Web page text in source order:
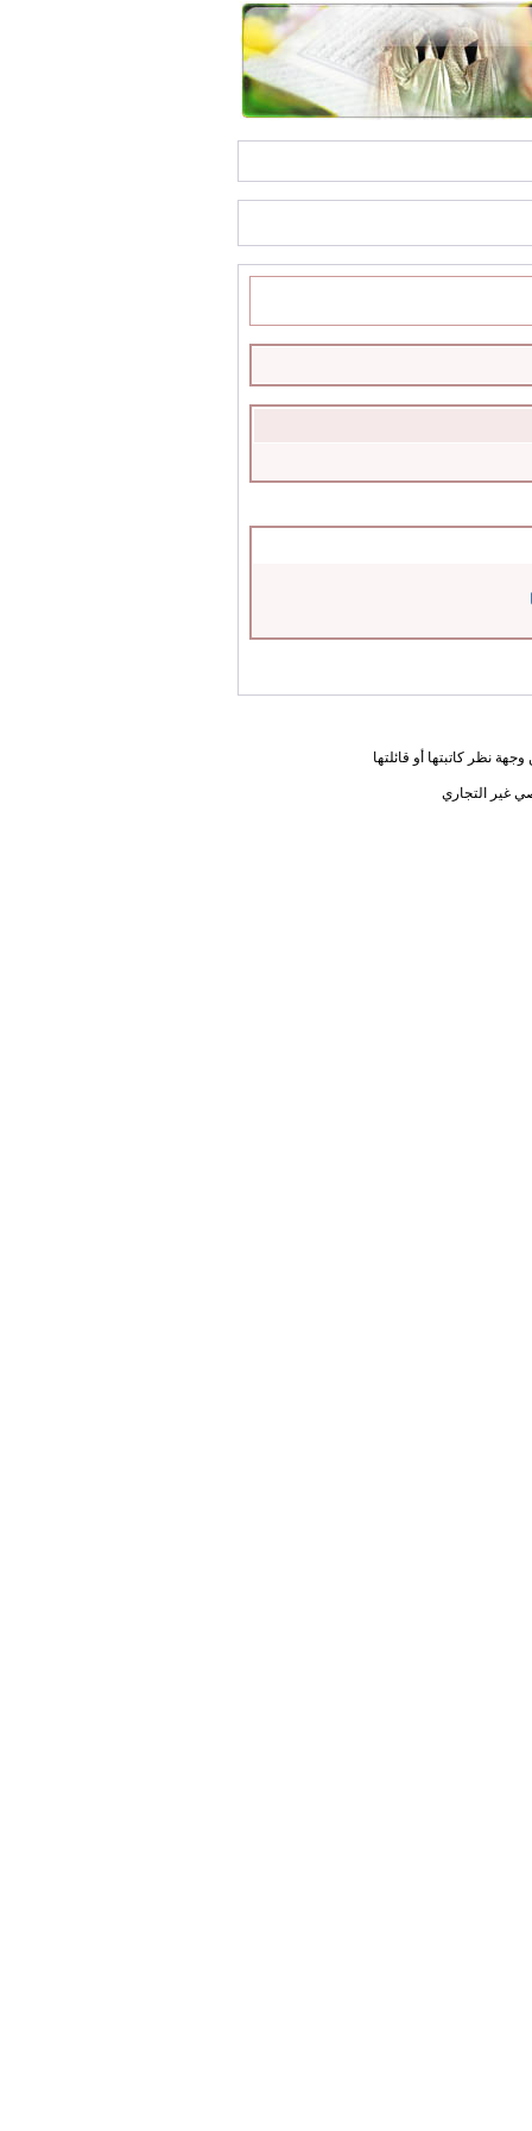
نظر كاتبتها أو قائلتها
غير التجاري